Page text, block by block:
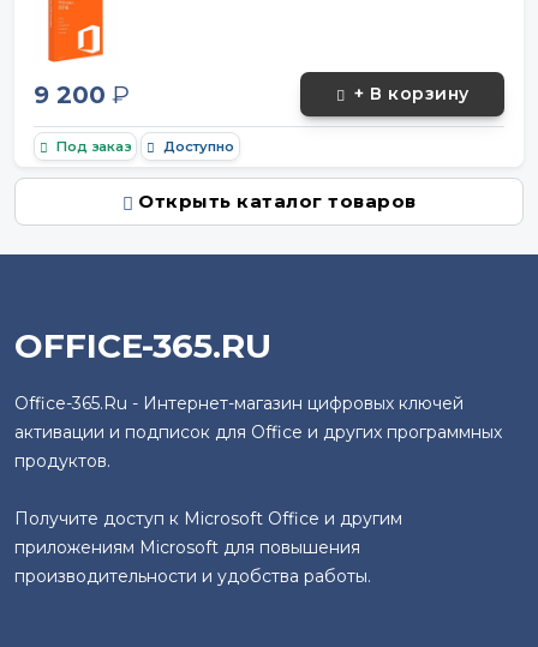
9 200 ₽ + В корзину
Под заказ Доступно
Открыть каталог товаров
OFFICE-365.RU
Office-365.Ru - Интернет-магазин цифровых ключей
активации и подписок для Office и других программных
продуктов.
Получите доступ к Microsoft Office и другим
приложениям Microsoft для повышения
производительности и удобства работы.